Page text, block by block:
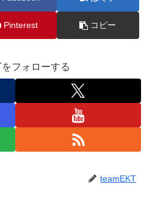
Pinterest コピー
フォローする
teamEKT